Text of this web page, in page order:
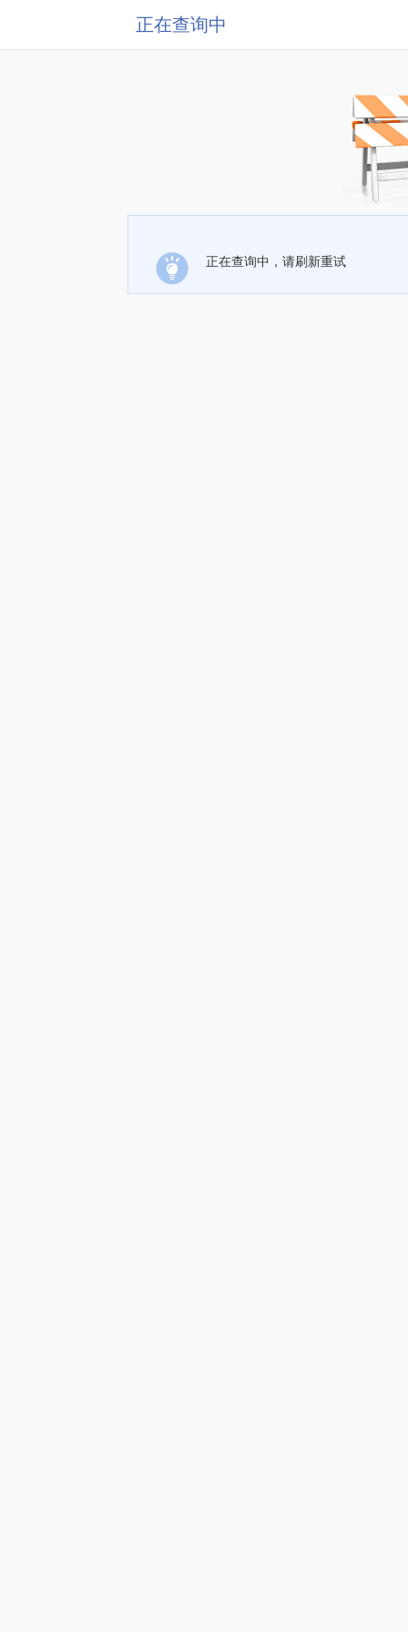
正在查询中
正在查询中，请刷新重试